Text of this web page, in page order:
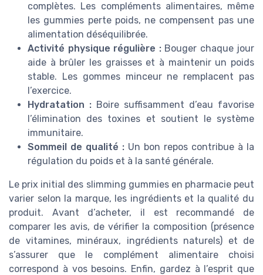
complètes. Les compléments alimentaires, même
les gummies perte poids, ne compensent pas une
alimentation déséquilibrée.
Activité physique régulière :Bouger chaque jour
aide à brûler les graisses et à maintenir un poids
stable. Les gommes minceur ne remplacent pas
l’exercice.
Hydratation : Boire suffisamment d’eau favorise
l’élimination des toxines et soutient le système
immunitaire.
Sommeil de qualité : Un bon repos contribue à la
régulation du poids et à la santé générale.
Le prix initial des slimming gummies en pharmacie peut
varier selon la marque, les ingrédients et la qualité du
produit. Avant d’acheter, il est recommandé de
comparer les avis, de vérifier la composition (présence
de vitamines, minéraux, ingrédients naturels) et de
s’assurer que le complément alimentaire choisi
correspond à vos besoins. Enfin, gardez à l’esprit que